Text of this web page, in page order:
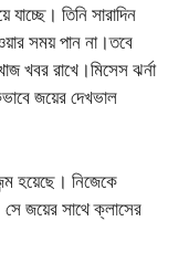
যাচ্ছে। তিনি সারাদিন
সময় পান না।তবে
খবর রাখে।মিসেস ঝর্না
জয়ের দেখভাল
হয়েছে। নিজেকে
জয়ের সাথে ক্লাসের